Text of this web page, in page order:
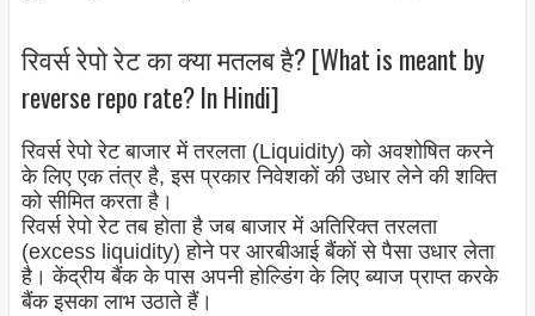
रिवर्स रेपो रेट का क्या मतलब है? [What is meant by
reverse repo rate? In Hindi]
रिवर्स रेपो रेट बाजार में तरलता (Liquidity) को अवशोषित करने
के लिए एक तंत्र है, इस प्रकार निवेशकों की उधार लेने की शक्ति
को सीमित करता है।
रिवर्स रेपो रेट तब होता है जब बाजार में अतिरिक्त तरलता
(excess liquidity) होने पर आरबीआई बैंकों से पैसा उधार लेता
है। केंद्रीय बैंक के पास अपनी होल्डिंग के लिए ब्याज प्राप्त करके
बैंक इसका लाभ उठाते हैं।